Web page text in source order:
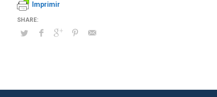
Imprimir